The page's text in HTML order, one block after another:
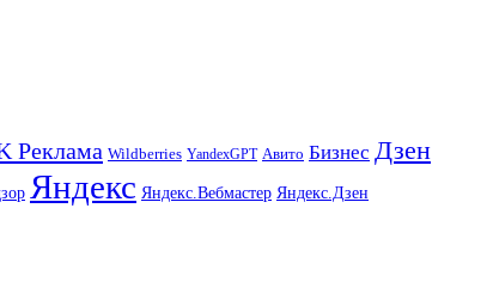
Реклама Wildberries YandexGPT Авито Бизнес Дзен
Яндекс Яндекс.Вебмастер Яндекс.Дзен